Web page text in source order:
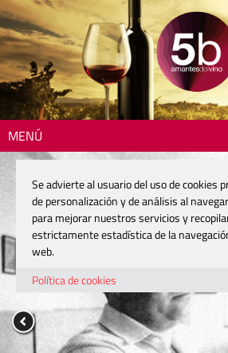
MENÚ
Se advierte al usuario del uso de cookies
de personalización y de análisis al
para mejorar nuestros servicios y
estrictamente estadística de la
web.
Política de cookies